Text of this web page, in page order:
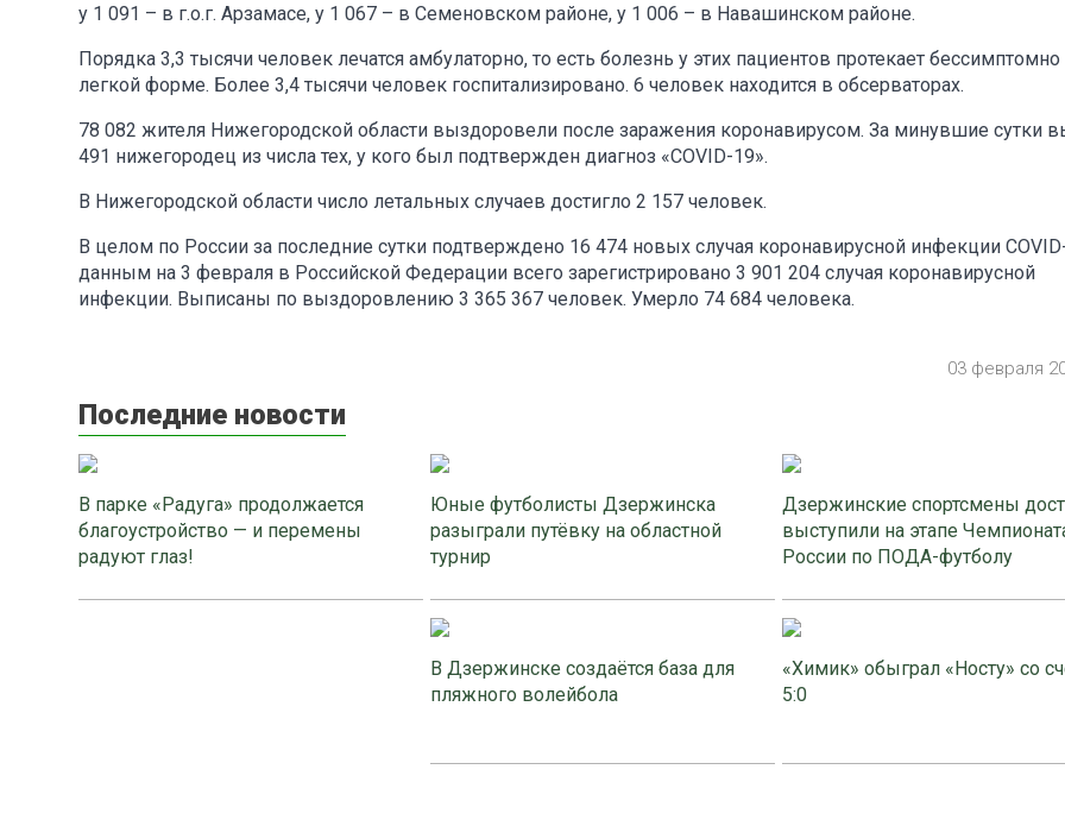
у 1 091 – в г.о.г. Арзамасе, у 1 067 – в Семеновском районе, у 1 006 – в Навашинском районе.
Порядка 3,3 тысячи человек лечатся амбулаторно, то есть болезнь у этих пациентов протекает
легкой форме. Более 3,4 тысячи человек госпитализировано. 6 человек находится в обсерваторах.
78 082 жителя Нижегородской области выздоровели после заражения коронавирусом. За минувшие сутки
491 нижегородец из числа тех, у кого был подтвержден диагноз «COVID-19».
В Нижегородской области число летальных случаев достигло 2 157 человек.
В целом по России за последние сутки подтверждено 16 474 новых случая коронавирусной инфекции
данным на 3 февраля в Российской Федерации всего зарегистрировано 3 901 204 случая коронавирусной
инфекции. Выписаны по выздоровлению 3 365 367 человек. Умерло 74 684 человека.
03 февраля
Последние новости
В парке «Радуга» продолжается
благоустройство — и перемены
радуют глаз!
Юные футболисты Дзержинска
разыграли путёвку на областной
турнир
Дзержинские спортсмены
выступили на этапе
России по ПОДА-футболу
В Дзержинске создаётся база для
пляжного волейбола
«Химик» обыграл «Носту» со
5:0